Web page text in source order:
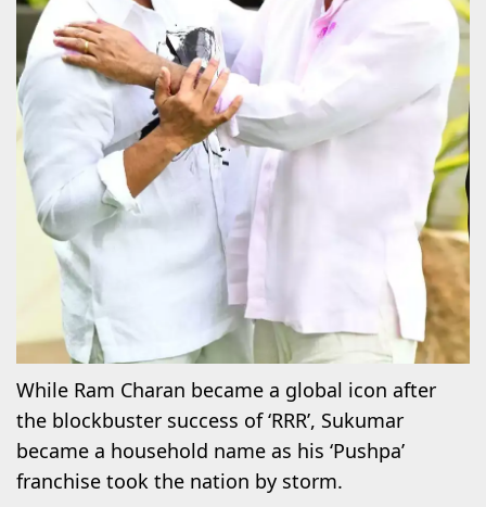
While Ram Charan became a global icon after
the blockbuster success of ‘RRR’, Sukumar
became a household name as his ‘Pushpa’
franchise took the nation by storm.